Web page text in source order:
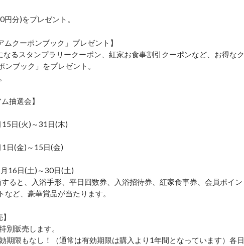
分)をプレゼント。
クーポンブック」プレゼント】
るスタンプラリークーポン、紅家お食事割引クーポンなど、お得なク
ブック」をプレゼント。
抽選会】
日(火)～31日(木)
(金)～15日(金)
日(土)～30日(土)
ると、入浴手形、平日回数券、入浴招待券、紅家食事券、会員ポイン
ど、豪華賞品が当たります。
販売します。
期限もなし！（通常は有効期限は購入より1年間となっています）各日